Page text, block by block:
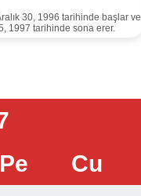
30, 1996 tarihinde başlar ve
1997 tarihinde sona erer.
Pe Cu